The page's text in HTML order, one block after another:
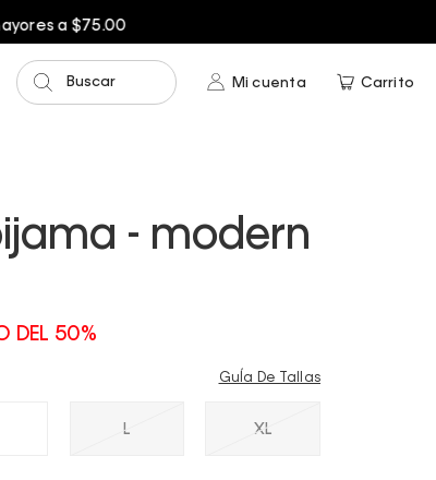
Buscar Mi cuenta Carrito
- modern
DEL 50%
L XL
GuÍa De Tallas